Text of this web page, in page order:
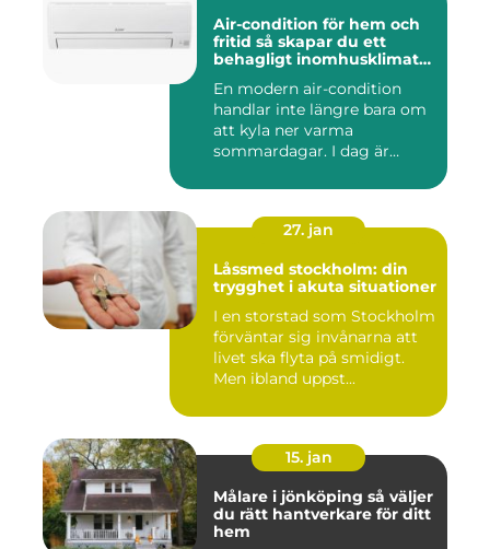
Air-condition för hem och
fritid så skapar du ett
behagligt inomhusklimat
En modern air-condition
handlar inte längre bara om
att kyla ner varma
sommardagar. I dag är
27. jan
Låssmed stockholm: din
trygghet i akuta situationer
I en storstad som Stockholm
förväntar sig invånarna att
livet ska flyta på smidigt.
Men ibland uppst...
15. jan
Målare i jönköping så väljer
du rätt hantverkare för ditt
hem